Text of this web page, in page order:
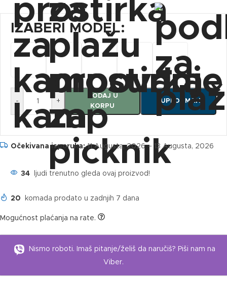
IZABERI MODEL
- +
DODAJ U
KORPU
KUPI ODMAH
Očekivana isporuka:11 Augusta, 2026 – 13 Augusta, 2026
34 ljudi trenutno gleda ovaj proizvod!
20 komada prodato u zadnjih 7 dana
Mogućnost plaćanja na rate.
Nismo roboti. Imaš pitanje/želiš da naručiš? Piši nam na
Viber.